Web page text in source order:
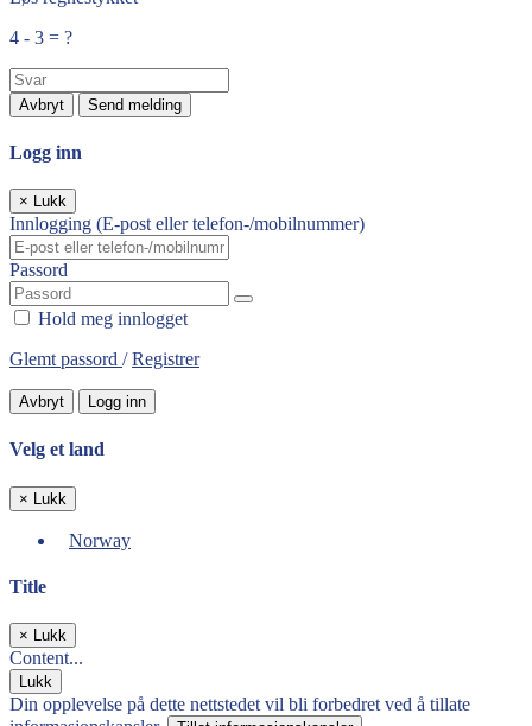
4 - 3 = ?
Avbryt Send melding
Logg inn
× Lukk
Innlogging (E-post eller telefon-/mobilnummer)
Passord
Hold meg innlogget
Glemt passord /Registrer
Avbryt Logg inn
Velg et land
× Lukk
Norway
Title
× Lukk
Content...
Lukk
Din opplevelse på dette nettstedet vil bli forbedret ved å tillate